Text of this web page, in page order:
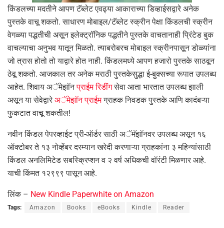
किंडलच्या मदतीने आपण टॅब्लेट एवढ्या आकाराच्या डिव्हाईसद्वारे अनेक
पुस्तके वाचू शकतो. साधारण मोबाइल/टॅब्लेट स्क्रीन पेक्षा किंडलची स्क्रीन
वेगळ्या पद्धतीची असून इलेक्ट्रॉनिक पद्धतीने पुस्तके वाचतानाही प्रिंटेड बुक
वाचल्याचा अनुभव यातून मिळतो. त्याबरोबरच मोबाइल स्क्रीनपासून डोळ्यांना
जो त्रास होतो तो याद्वारे होत नाही. किंडलमध्ये आपण हजारो पुस्तके साठवून
ठेवू शकतो. आजकाल तर अनेक मराठी पुस्तकेसुद्धा ई-बुक्सच्या रूपात उपलब्ध
आहेत. शिवाय अॅमेझॉनप्राईम रिडींगसेवा आता भारतात उपलब्ध झाली
असून या सेवेद्वारे अॅमेझॉन प्राईमग्राहक निवडक पुस्तके आणि कादंबऱ्या
फुकटात वाचू शकतील!
नवीन किंडल पेपरव्हाईट प्री-ऑर्डर साठी अॅमॅझॉनवर उपलब्ध असून १६
ऑक्टोबर ते १३ नोव्हेंबर दरम्यान खरेदी करणाऱ्या ग्राहकांना ३ महिन्यांसाठी
किंडल अनलिमिटेड सबस्क्रिप्शन व २ वर्ष अधिकची वॉरंटी मिळणार आहे.
याची किंमत १२९९९ पासून आहे.
लिंक – New Kindle Paperwhite on Amazon
Tags: Amazon Books eBooks Kindle Reader